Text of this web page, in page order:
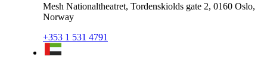
Mesh Nationaltheatret, Tordenskiolds gate 2, 0160 Oslo,
Norway
+353 1 531 4791